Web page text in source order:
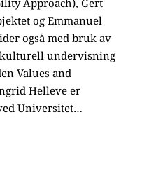
og Emmanuel
også med bruk av
undervisning
Values and
Helleve er
Universitet…